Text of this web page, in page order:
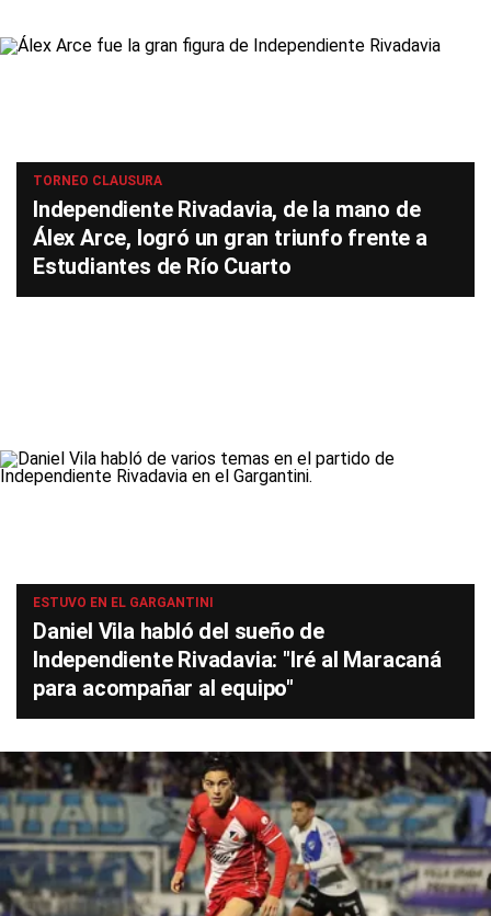
TORNEO CLAUSURA
Independiente Rivadavia, de la mano de
Álex Arce, logró un gran triunfo frente a
Estudiantes de Río Cuarto
ESTUVO EN EL GARGANTINI
Daniel Vila habló del sueño de
Independiente Rivadavia: "Iré al Maracaná
para acompañar al equipo"